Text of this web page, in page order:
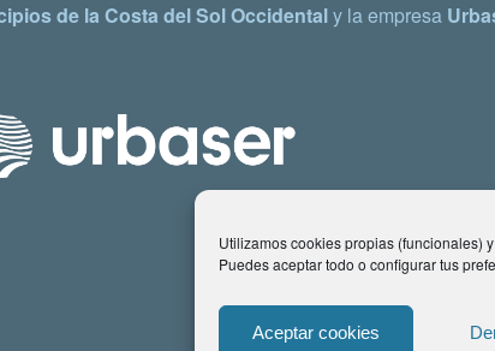
Utilizamos cookies propias (funcionales)
Puedes aceptar todo o configurar tus
Aceptar cookies
de la Costa del Sol Occidentaly la empresa